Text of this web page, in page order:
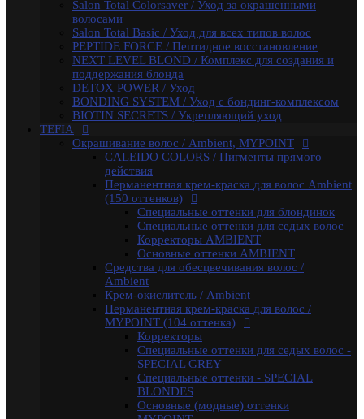
Корректоры AMBIENT
Основные оттенки AMBIENT
Средства для обесцвечивания волос / Ambient
Крем-окислитель / Ambient
Перманентная крем-краска для волос /
MYPOINT (104 оттенка)
Корректоры
Специальные оттенки для седых волос -
SPECIAL GREY
Специальные оттенки - SPECIAL
BLONDES
Основные (модные) оттенки MYPOINT
Mypoint Bleach / Средства для обесцвечивания
волос
Крем-окислитель / COLOR OXYCREAM
Гель-краска для волос тон в тон MYPOINT (33
оттенка)
Активаторы для окрашивания волос гель-
краской тон в тон
MYPOINT / Краска для бровей и ресниц
BTX Forte / Трехэтапная программа реконструкции
Ambient Form / Долговременная укладка волос
Ambient Expert Pro / Процедуры ухода за волосами
AMBIENT Moisture / Для ухода за сухими и ломкими
Ambient Volume / Для тонких волос
AMBIENT LONG / Ухода за длинными волосами
AMBIENT Revival / Для восстановления
поврежденных волос
Salon Total Colorsaver / Уход за окрашенными
волосами
Salon Total Basic / Уход для всех типов волос
PEPTIDE FORCE / Пептидное восстановление
NEXT LEVEL BLOND / Комплекс для создания и
поддержания блонда
DETOX POWER / Уход
BONDING SYSTEM / Уход с бондинг-комплексом
BIOTIN SECRETS / Укрепляющий уход
TEFIA
Окрашивание волос / Ambient, MYPOINT
CALEIDO COLORS / Пигменты прямого
действия
Перманентная крем-краска для волос Ambient
(150 оттенков)
Специальные оттенки для блондинок
Специальные оттенки для седых волос
Корректоры AMBIENT
Основные оттенки AMBIENT
Средства для обесцвечивания волос /
Ambient
Крем-окислитель / Ambient
Перманентная крем-краска для волос /
MYPOINT (104 оттенка)
Корректоры
Специальные оттенки для седых волос -
SPECIAL GREY
Специальные оттенки - SPECIAL
BLONDES
Основные (модные) оттенки